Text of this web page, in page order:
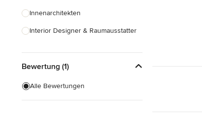
Innenarchitekten
Interior Designer & Raumausstatter
Landschaftsarchitekten
Armaturen & Sanitärbedarf
Beleuchtung
Bewertung (1)
Alle Bewertungen